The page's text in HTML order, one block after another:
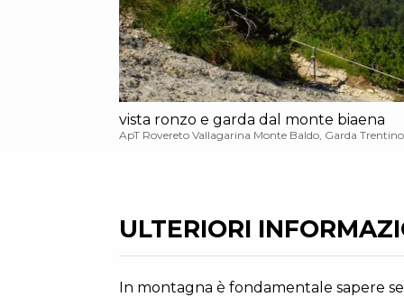
vista ronzo e garda dal monte biaena
ApT Rovereto Vallagarina Monte Baldo, Garda Trentino
ULTERIORI
In montagna è fondamentale sapere